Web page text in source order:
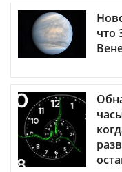
что